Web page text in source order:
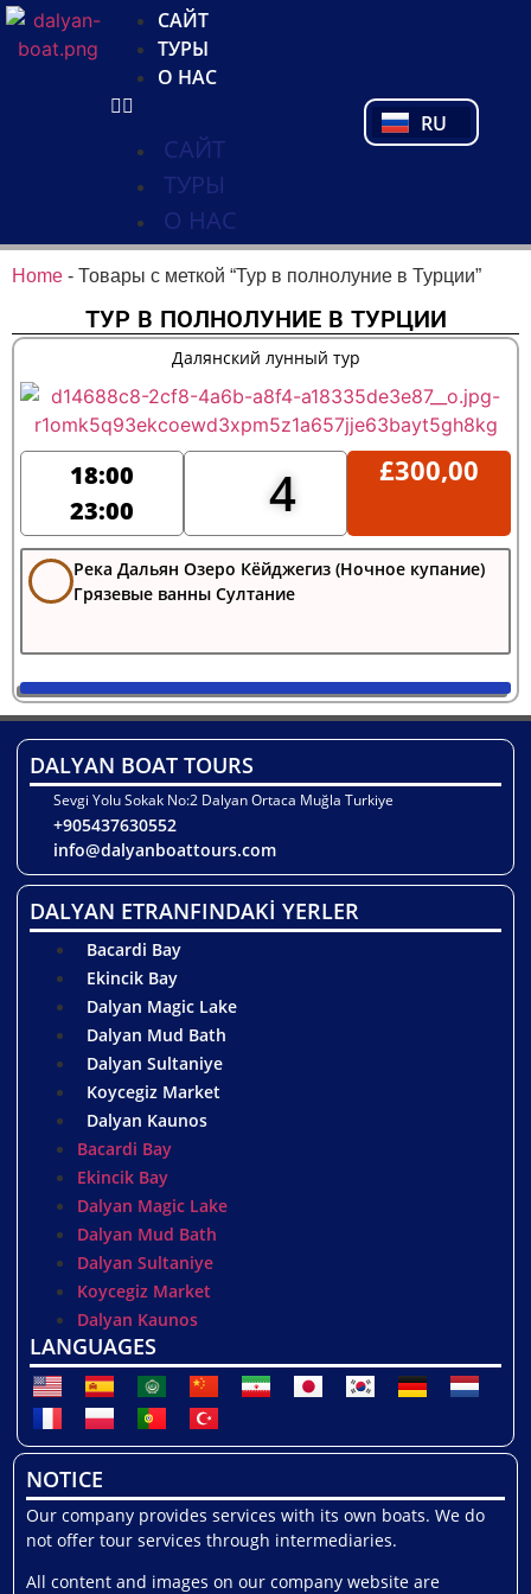
САЙТ
ТУРЫ
О НАС
САЙТ
ТУРЫ
О НАС
RU
PT
TR
Home - Товары с меткой “Тур в полнолуние в Турции”
ТУР В ПОЛНОЛУНИЕ В ТУРЦИИ
Далянский лунный тур
18:00
23:00
4 £300,00
Река Дальян Озеро Кёйджегиз (Ночное купание)
Грязевые ванны Султание
DALYAN BOAT TOURS
Sevgi Yolu Sokak No:2 Dalyan Ortaca Muğla Turkiye
+905437630552
info@dalyanboattours.com
DALYAN ETRANFINDAKİ YERLER
Bacardi Bay
Ekincik Bay
Dalyan Magic Lake
Dalyan Mud Bath
Dalyan Sultaniye
Koycegiz Market
Dalyan Kaunos
Bacardi Bay
Ekincik Bay
Dalyan Magic Lake
Dalyan Mud Bath
Dalyan Sultaniye
Koycegiz Market
Dalyan Kaunos
LANGUAGES
NOTICE
Our company provides services with its own boats. We do
not offer tour services through intermediaries.
All content and images on our company website are